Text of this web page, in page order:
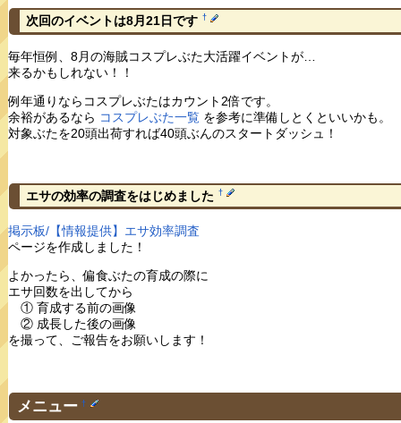
次回のイベントは8月21日です †
毎年恒例、8月の海賊コスプレぶた大活躍イベントが…
来るかもしれない！！
例年通りならコスプレぶたはカウント2倍です。
余裕があるなら コスプレぶた一覧を参考に準備しとくといいかも。
対象ぶたを20頭出荷すれば40頭ぶんのスタートダッシュ！
エサの効率の調査をはじめました †
掲示板/【情報提供】エサ効率調査
ページを作成しました！
よかったら、偏食ぶたの育成の際に
エサ回数を出してから
① 育成する前の画像
② 成長した後の画像
を撮って、ご報告をお願いします！
メニュー †